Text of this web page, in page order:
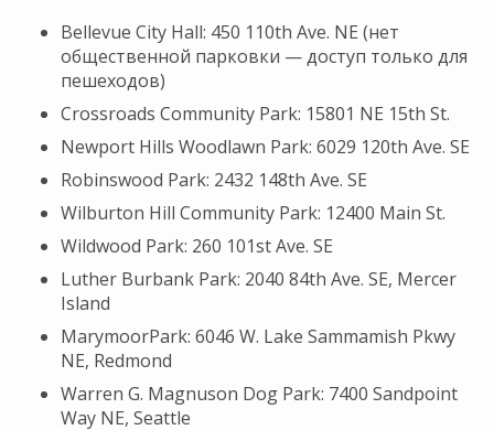
Bellevue City Hall: 450 110th Ave. NE (нет
общественной парковки — доступ только для
пешеходов)
Crossroads Community Park: 15801 NE 15th St.
Newport Hills Woodlawn Park: 6029 120th Ave. SE
Robinswood Park: 2432 148th Ave. SE
Wilburton Hill Community Park: 12400 Main St.
Wildwood Park: 260 101st Ave. SE
Luther Burbank Park: 2040 84th Ave. SE, Mercer
Island
MarymoorPark: 6046 W. Lake Sammamish Pkwy
NE, Redmond
Warren G. Magnuson Dog Park: 7400 Sandpoint
Way NE, Seattle